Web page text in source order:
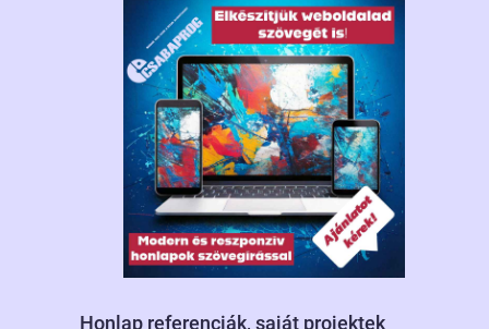
Honlap referenciák, saját projektek